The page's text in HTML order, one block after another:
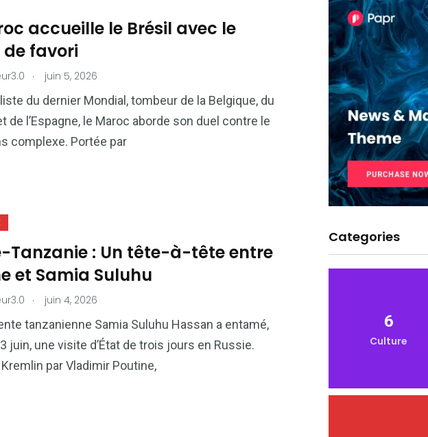
accueille le Brésil avec le
favori
. juin 5, 2026
du dernier Mondial, tombeur de la Belgique, du
de l’Espagne, le Maroc aborde son duel contre le
complexe. Portée par
Tanzanie : Un tête-à-tête entre
et Samia Suluhu
. juin 4, 2026
tanzanienne Samia Suluhu Hassan a entamé,
juin, une visite d’État de trois jours en Russie.
par Vladimir Poutine,
Categories
81
Sports
42
Uncategorized
6
Culture